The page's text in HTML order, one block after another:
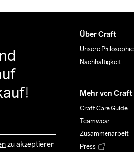
zu akzeptieren
Über Craft
Unsere Philosophie
Nachhaltigkeit
Mehr von Craft
Craft Care Guide
Teamwear
Zusammenarbeit
Press